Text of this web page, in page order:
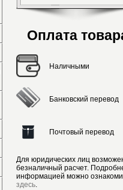
Оплата
Наличными
Банковский перевод
Почтовый перевод
Для юридических лиц
безналичный расчет.
информацией можно
здесь.